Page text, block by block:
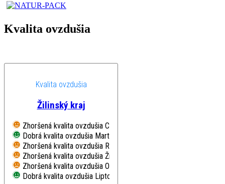
Kvalita ovzdušia
Kvalita ovzdušia
Žilinský kraj
Zhoršená kvalita ovzdušia Chopok, EMEP
Dobrá kvalita ovzdušia Martin, Jesenského
Zhoršená kvalita ovzdušia Ružomberok, Riadok
Zhoršená kvalita ovzdušia Žilina, Obežná
Zhoršená kvalita ovzdušia Oščadnica
Dobrá kvalita ovzdušia Liptovský Mikuláš, Školská